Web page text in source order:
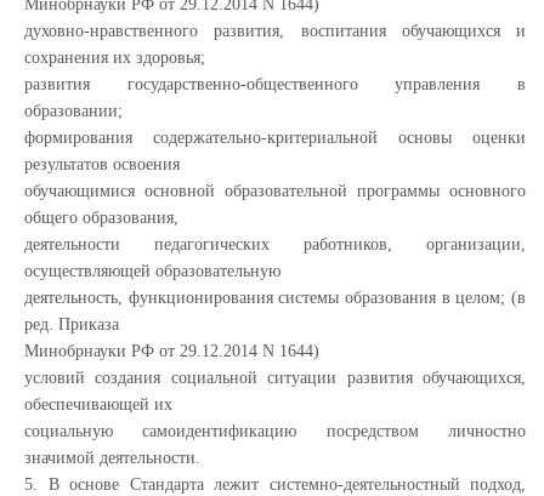
Минобрнауки РФ от 29.12.2014 N 1644)
духовно-нравственного развития, воспитания обучающихся и
сохранения их здоровья;
развития государственно-общественного управления в
образовании;
формирования содержательно-критериальной основы оценки
результатов освоения
обучающимися основной образовательной программы основного
общего образования,
деятельности педагогических работников, организации,
осуществляющей образовательную
деятельность, функционирования системы образования в целом; (в
ред. Приказа
Минобрнауки РФ от 29.12.2014 N 1644)
условий создания социальной ситуации развития обучающихся,
обеспечивающей их
социальную самоидентификацию посредством личностно
значимой деятельности.
5. В основе Стандарта лежит системно-деятельностный подход,